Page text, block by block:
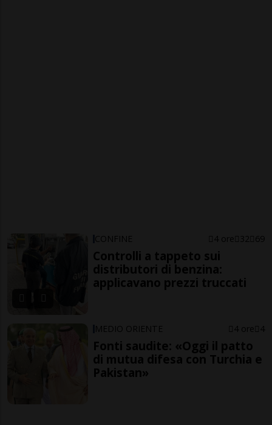
CONFINE 4 ore 32 69
Controlli a tappeto sui
distributori di benzina:
applicavano prezzi truccati
MEDIO ORIENTE 4 ore 4
Fonti saudite: «Oggi il patto
di mutua difesa con Turchia e
Pakistan»